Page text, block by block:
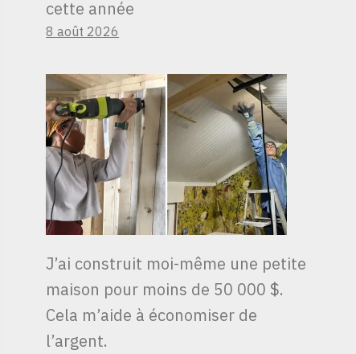
cette année
8 août 2026
J’ai construit moi-même une petite
maison pour moins de 50 000 $.
Cela m’aide à économiser de
l’argent.